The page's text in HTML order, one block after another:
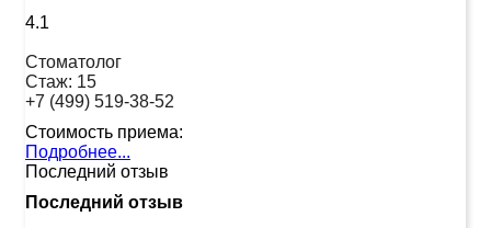
4.1
Стоматолог
Стаж: 15
+7 (499) 519-38-52
Стоимость приема:
Подробнее...
Последний отзыв
Последний отзыв